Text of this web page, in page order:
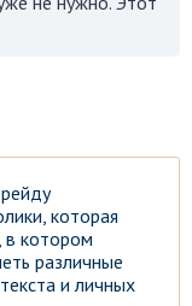
которая
в котором
различные
и личных